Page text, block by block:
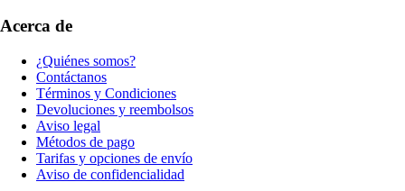
Acerca de
¿Quiénes somos?
Contáctanos
Términos y Condiciones
Devoluciones y reembolsos
Aviso legal
Métodos de pago
Tarifas y opciones de envío
Aviso de confidencialidad